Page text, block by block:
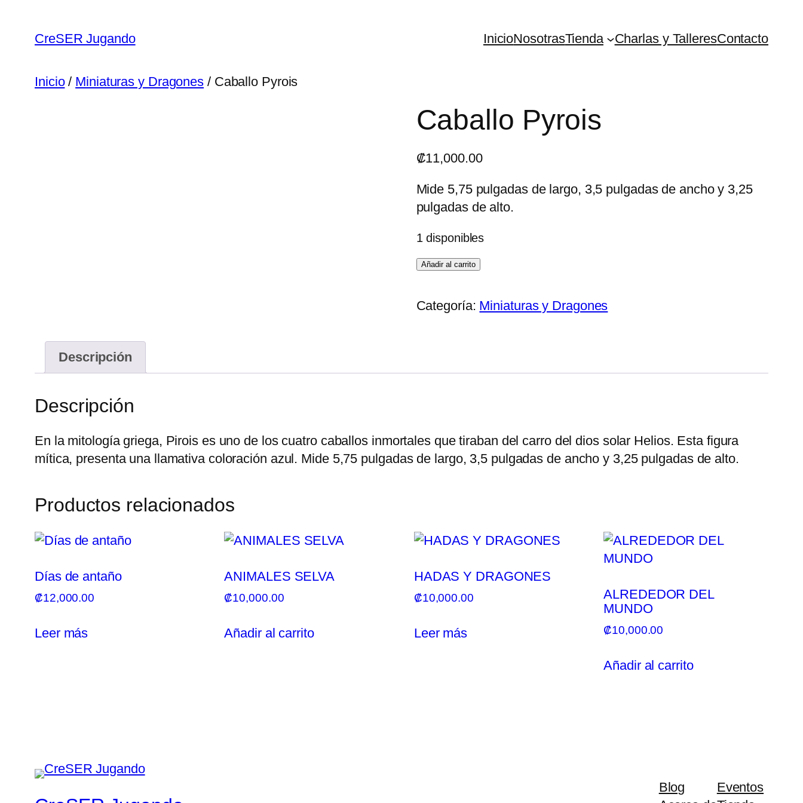
contenido
CreSER Jugando InicioNosotrasTienda Charlas y TalleresContacto
Inicio/ Miniaturas y Dragones / Caballo Pyrois
Caballo Pyrois
₡11,000.00
Mide 5,75 pulgadas de largo, 3,5 pulgadas de ancho y 3,25
pulgadas de alto.
1 disponibles
Caballo
cantidad
Añadir al carrito
Categoría: Miniaturas y Dragones
Descripción
Descripción
En la mitología griega, Pirois es uno de los cuatro caballos inmortales que tiraban del carro del dios solar Helios. Esta figura
mítica, presenta una llamativa coloración azul. Mide 5,75 pulgadas de largo, 3,5 pulgadas de ancho y 3,25 pulgadas de alto.
Productos relacionados
Días de antaño
₡12,000.00
Leer más
ANIMALES SELVA
₡10,000.00
Añadir al carrito
HADAS Y DRAGONES
₡10,000.00
Leer más
ALREDEDOR DEL
MUNDO
₡10,000.00
Añadir al carrito
Blog
Eventos